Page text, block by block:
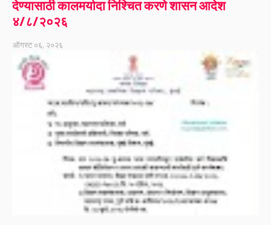
देण्यासाठी कालमर्यादा निश्चित करणे शासन आदेश
४/८/२०२६
ऑगस्ट ०६, २०२६